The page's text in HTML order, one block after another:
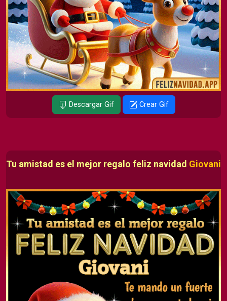
Descargar Gif Crear Gif
Tu amistad es el mejor regalo feliz navidad Giovani